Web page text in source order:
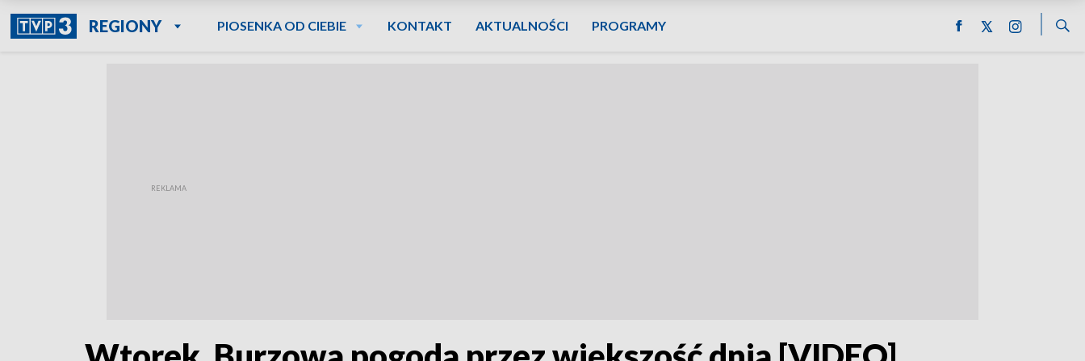
REGIONY PIOSENKA OD CIEBIE KONTAKT AKTUALNOŚCI PROGRAMY